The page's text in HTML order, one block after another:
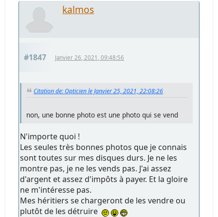
kalmos
#1847 Janvier 26, 2021, 09:48:56
Citation de: Opticien le Janvier 25, 2021, 22:08:26
non, une bonne photo est une photo qui se vend
N'importe quoi !
Les seules très bonnes photos que je connais
sont toutes sur mes disques durs. Je ne les
montre pas, je ne les vends pas. J'ai assez
d'argent et assez d'impôts à payer. Et la gloire
ne m'intéresse pas.
Mes héritiers se chargeront de les vendre ou
plutôt de les détruire